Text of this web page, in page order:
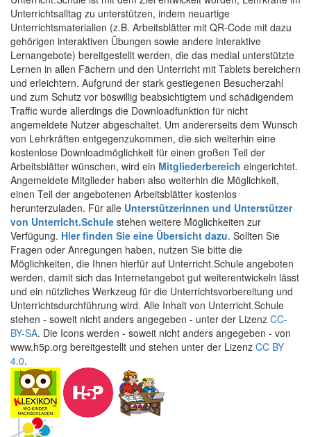
Unterrichtsalltag zu unterstützen, indem neuartige
Unterrichtsmaterialien (z.B. Arbeitsblätter mit QR-Code mit dazu
gehörigen interaktiven Übungen sowie andere interaktive
Lernangebote) bereitgestellt werden, die das medial unterstützte
Lernen in allen Fächern und den Unterricht mit Tablets bereichern
und erleichtern. Aufgrund der stark gestiegenen Besucherzahl
und zum Schutz vor böswillig beabsichtigtem und schädigendem
Traffic wurde allerdings die Downloadfunktion für nicht
angemeldete Nutzer abgeschaltet. Um andererseits dem Wunsch
von Lehrkräften entgegenzukommen, die sich weiterhin eine
kostenlose Downloadmöglichkeit für einen großen Teil der
Arbeitsblätter wünschen, wird ein Mitgliederbereich eingerichtet.
Angemeldete Mitglieder haben also weiterhin die Möglichkeit,
einen Teil der angebotenen Arbeitsblätter kostenlos
herunterzuladen. Für alle Unterstützerinnen und Unterstützer
von Unterricht.Schule stehen weitere Möglichkeiten zur
Verfügung. Hier finden Sie eine Übersicht dazu. Sollten Sie
Fragen oder Anregungen haben, nutzen Sie bitte die
Möglichkeiten, die Ihnen hierfür auf Unterricht.Schule angeboten
werden, damit sich das Internetangebot gut weiterentwickeln lässt
und ein nützliches Werkzeug für die Unterrichtsvorbereitung und
Unterrichtsdurchführung wird. Alle Inhalt von Unterricht.Schule
stehen - soweit nicht anders angegeben - unter der Lizenz CC-
BY-SA. Die Icons werden - soweit nicht anders angegeben - von
www.h5p.org bereitgestellt und stehen unter der Lizenz CC BY
4.0.